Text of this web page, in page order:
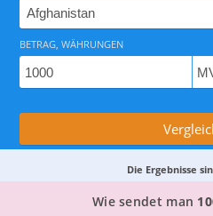
Finden Sie den besten
BETRAG, WÄHRUNGEN
Die Ergebnisse
DER BESTE WEG, UM
Wie sendet man